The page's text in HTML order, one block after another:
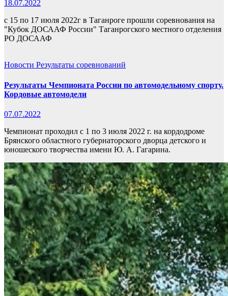
18.07.2022
с 15 по 17 июля 2022г в Таганроге прошли соревнования на
"Кубок ДОСААФ России" Таганрогского местного отделения
РО ДОСААФ
Новости Результаты соревнований
Результаты Чемпионата России по автомодельному спорту.
Кордовые автомодели
07.07.2022
Чемпионат проходил с 1 по 3 июля 2022 г. на кордодроме
Брянского областного губернаторского дворца детского и
юношеского творчества имени Ю. А. Гагарина.